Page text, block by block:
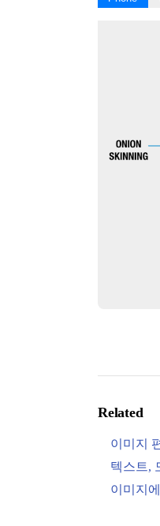
Related
이미지
텍스트,
이미지